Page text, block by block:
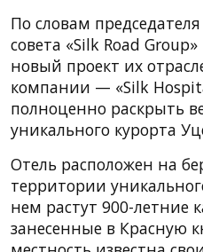
По словам
совета «Silk Road
новый проект их
компании — «Silk
полноценно раскрыть
уникального курорта
Отель расположен на
территории
нем растут 900-летние
занесенные в Красную